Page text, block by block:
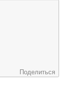
Поделиться